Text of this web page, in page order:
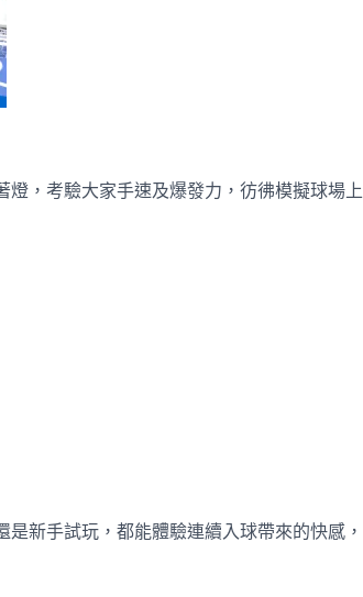
，考驗大家手速及爆發力，彷彿模擬球場上
新手試玩，都能體驗連續入球帶來的快感，